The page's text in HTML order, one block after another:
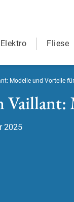
Elektro Fliese
Modelle und Vorteile
2025